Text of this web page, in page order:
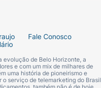
Fale Conosco
evolução de Belo Horizonte, a
e com um mix de milhares de
uma história de pioneirismo e
serviço de telemarketing do Brasil